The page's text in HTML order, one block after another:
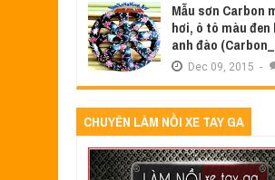
Mẫu sơn Carbon
hơi, ô tô màu đen
anh đào
Dec 09, 2015 -
CHUYÊN LÀM NỒI XE TAY GA